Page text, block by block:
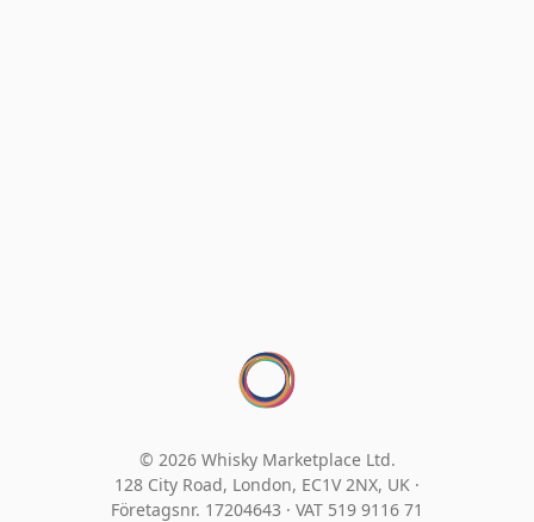
© 2026 Whisky Marketplace Ltd.
128 City Road, London, EC1V 2NX, UK ·
Företagsnr. 17204643 · VAT 519 9116 71